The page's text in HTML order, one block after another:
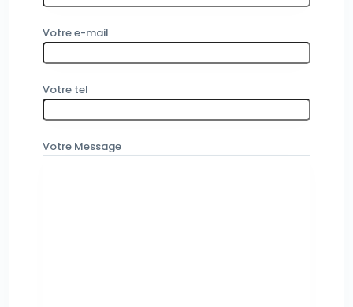
Votre e-mail
Votre tel
Votre Message